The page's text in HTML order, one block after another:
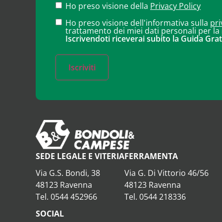
Ho preso visione della Privacy Policy
Ho preso visione dell'informativa sulla
trattamento dei miei dati personali per la
Iscrivendoti riceverai subito la Guida
Iscriviti
SEDE LEGALE E VITERIA
Via G.S. Bondi, 38
48123 Ravenna
Tel. 0544 452966
FERRAMENTA
Via G. Di Vittorio 46/56
48123 Ravenna
Tel. 0544 218336
SOCIAL